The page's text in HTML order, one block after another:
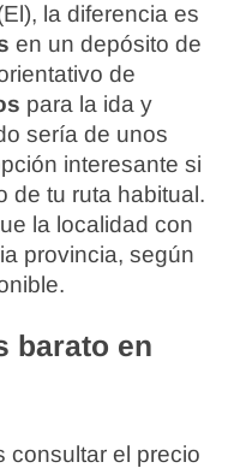
la diferencia es
en un depósito de
de
para la ida y
sería de unos
interesante si
de tu ruta habitual.
la localidad con
provincia, según
barato en
consultar el precio